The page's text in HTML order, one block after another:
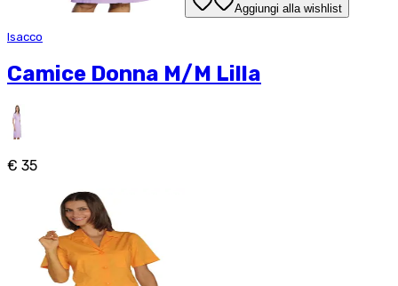
Aggiungi alla wishlist
Isacco
Camice Donna M/M Lilla
€ 35